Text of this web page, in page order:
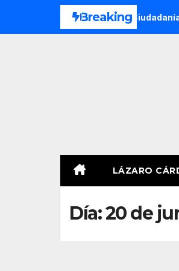
Breaking
a Víctimas y Ciudadanía de
LÁZARO
Día:20 de